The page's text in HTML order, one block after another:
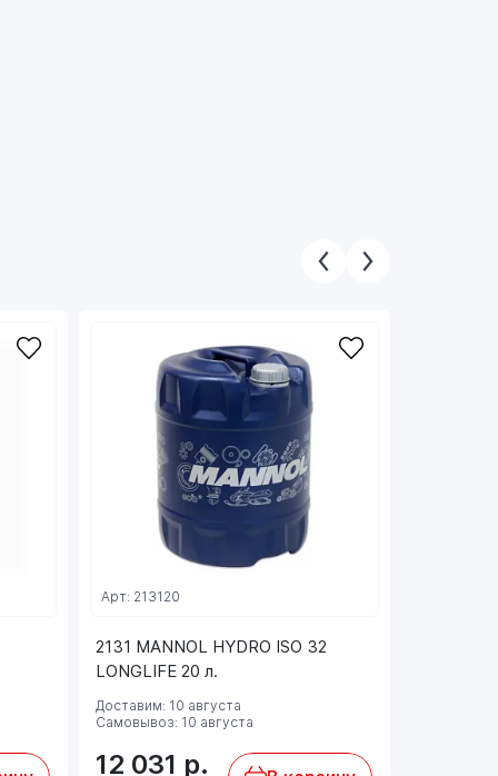
2131 MANNOL HYDRO ISO 32
LONGLIFE 20 л.
Арт: 213120
Доставим: 10 августа
Самовывоз: 10 августа
12 031 р.